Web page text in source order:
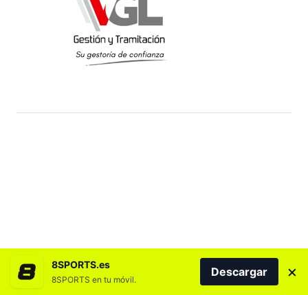
8SPORTS.es
8SPORTS en tu móvil.
Descargar ×